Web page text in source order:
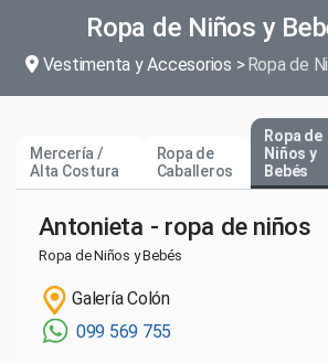
Ropa de Niños y
Vestimenta y Accesorios Ropa de
Mercería /
Alta Costura
Ropa de
Caballeros
Ropa de
Niños y
Bebés
Antonieta - ropa de niños
Ropa de Niños y Bebés
Galería Colón
099 569 755